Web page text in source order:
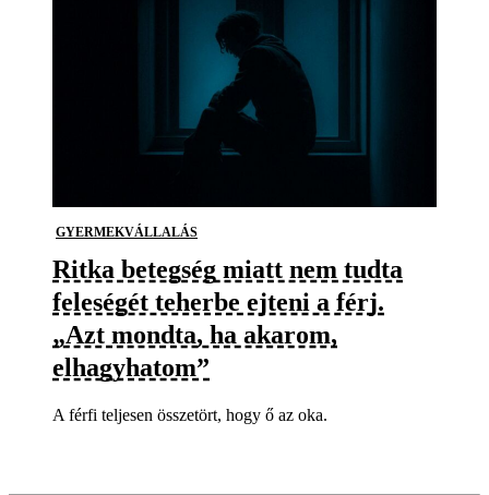
GYERMEKVÁLLALÁS
Ritka betegség miatt nem tudta
feleségét teherbe ejteni a férj.
„Azt mondta, ha akarom,
elhagyhatom”
A férfi teljesen összetört, hogy ő az oka.